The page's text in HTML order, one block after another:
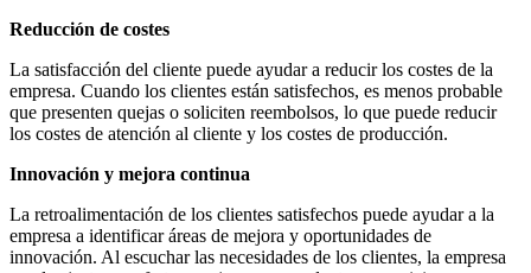
Reducción de costes
La satisfacción del cliente puede ayudar a reducir los costes de la
empresa. Cuando los clientes están satisfechos, es menos probable
que presenten quejas o soliciten reembolsos, lo que puede reducir
los costes de atención al cliente y los costes de producción.
Innovación y mejora continua
La retroalimentación de los clientes satisfechos puede ayudar a la
empresa a identificar áreas de mejora y oportunidades de
innovación. Al escuchar las necesidades de los clientes, la empresa